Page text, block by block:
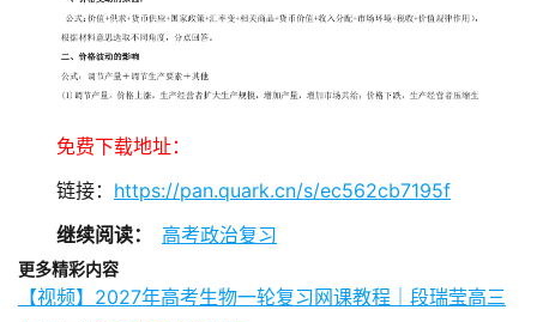
免费下载地址：
链接： https://pan.quark.cn/s/ec562cb7195f
继续阅读：
高考政治复习
更多精彩内容
【视频】2027年高考生物一轮复习网课教程｜段瑞莹高三